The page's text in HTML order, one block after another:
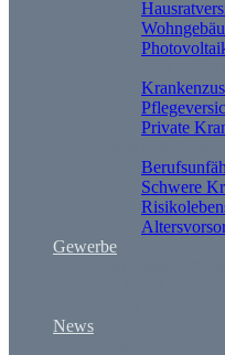
Private
Schwere
Gewerbe
News